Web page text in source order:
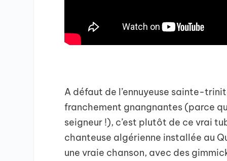
A défaut de l’ennuyeuse sainte-
franchement gnangnantes (parce
seigneur !), c’est plutôt de ce vrai
chanteuse algérienne installée au
une vraie chanson, avec des